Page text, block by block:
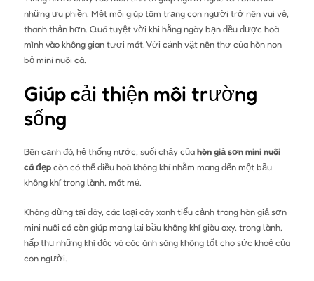
những ưu phiền. Mệt mỏi giúp tâm trạng con người trở nên vui vẻ,
thanh thản hơn. Quá tuyệt vời khi hằng ngày bạn đều được hoà
mình vào không gian tươi mát. Với cảnh vật nên thơ của hòn non
bộ mini nuôi cá.
Giúp cải thiện môi trường
sống
Bên cạnh đó, hệ thống nước, suối chảy củahòn giả sơn mini nuôi
cá đẹpcòn có thể điều hoà không khí nhằm mang đến một bầu
không khí trong lành, mát mẻ.
Không dừng tại đây, các loại cây xanh tiểu cảnh trong hòn giả sơn
mini nuôi cá còn giúp mang lại bầu không khí giàu oxy, trong lành,
hấp thụ những khí độc và các ánh sáng không tốt cho sức khoẻ của
con người.